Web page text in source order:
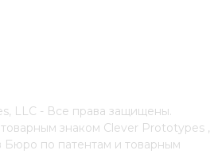
LLC - Все права защищены.
знаком Clever Prototypes ,
Бюро по патентам и товарным